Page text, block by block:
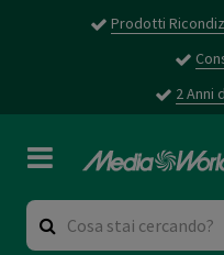
Prodotti
2 Anni